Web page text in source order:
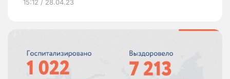
15:12 / 28.04.23